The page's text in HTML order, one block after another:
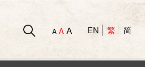
A AA EN 繁 简